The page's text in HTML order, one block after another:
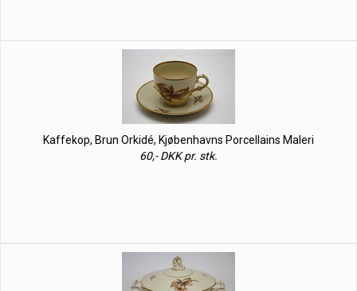
Kaffekop, Brun Orkidé, Kjøbenhavns Porcellains Maleri
60,- DKK pr. stk.